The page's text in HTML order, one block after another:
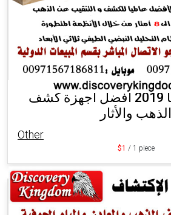
أجاكس سيغما 2019 أفضل أجهزة كشف
الذهب والأثار
Other
$1 / 1 piece